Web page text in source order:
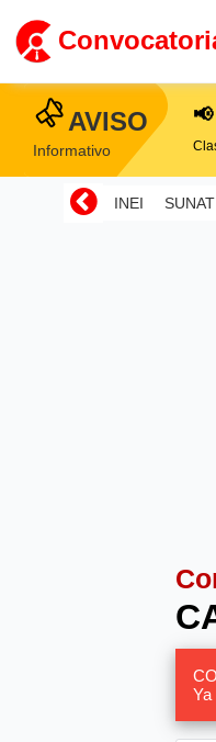
AVISO
Informativo
INEI SUNAT
Ya